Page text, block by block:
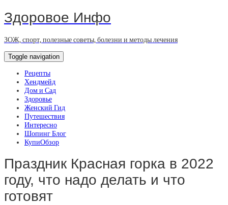
Здоровое Инфо
ЗОЖ, спорт, полезные советы, болезни и методы лечения
Toggle navigation
Рецепты
Хендмейд
Дом и Сад
Здоровье
Женский Гид
Путешествия
Интересно
Шопинг Блог
КупиОбзор
Праздник Красная горка в 2022
году, что надо делать и что
готовят